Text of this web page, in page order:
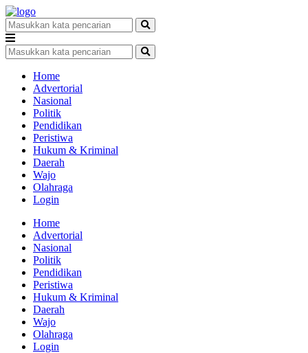
Home
Advertorial
Nasional
Politik
Pendidikan
Peristiwa
Hukum & Kriminal
Daerah
Wajo
Olahraga
Login
Home
Advertorial
Nasional
Politik
Pendidikan
Peristiwa
Hukum & Kriminal
Daerah
Wajo
Olahraga
Login